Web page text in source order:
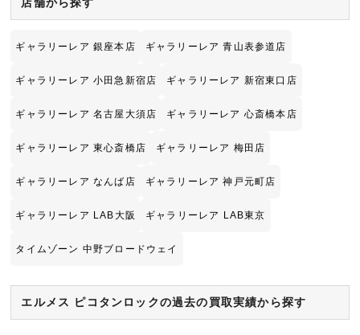
店舗から探す
ギャラリーレア 銀座本店 ギャラリーレア 青山表参道店
ギャラリーレア 小田急新宿店 ギャラリーレア 新宿東口店
ギャラリーレア 名古屋大須店 ギャラリーレア 心斎橋本店
ギャラリーレア 東心斎橋店 ギャラリーレア 梅田店
ギャラリーレア なんば店 ギャラリーレア 神戸元町店
ギャラリーレア LAB大阪 ギャラリーレア LAB東京
タイムゾーン 中野ブロードウェイ
エルメス ピコタンロックの過去の買取実績から探す